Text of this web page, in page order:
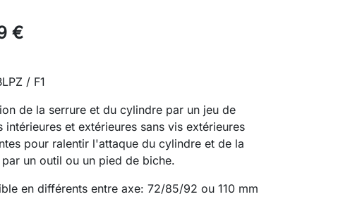
€
/ F1
de la serrure et du cylindre par un jeu de
intérieures et extérieures sans vis extérieures
pour ralentir l'attaque du cylindre et de la
par un outil ou un pied de biche.
en différents entre axe: 72/85/92 ou 110 mm